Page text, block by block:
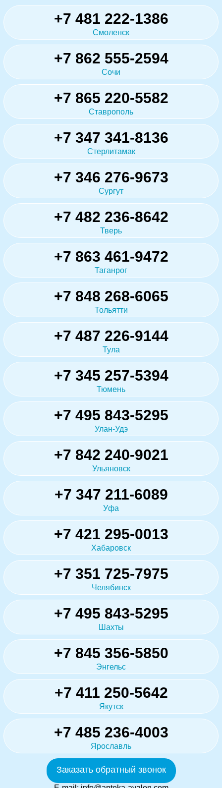
+7 481 222-1386
Смоленск
+7 862 555-2594
Сочи
+7 865 220-5582
Ставрополь
+7 347 341-8136
Стерлитамак
+7 346 276-9673
Сургут
+7 482 236-8642
Тверь
+7 863 461-9472
Таганрог
+7 848 268-6065
Тольятти
+7 487 226-9144
Тула
+7 345 257-5394
Тюмень
+7 495 843-5295
Улан-Удэ
+7 842 240-9021
Ульяновск
+7 347 211-6089
Уфа
+7 421 295-0013
Хабаровск
+7 351 725-7975
Челябинск
+7 495 843-5295
Шахты
+7 845 356-5850
Энгельс
+7 411 250-5642
Якутск
+7 485 236-4003
Ярославль
Заказать обратный звонок